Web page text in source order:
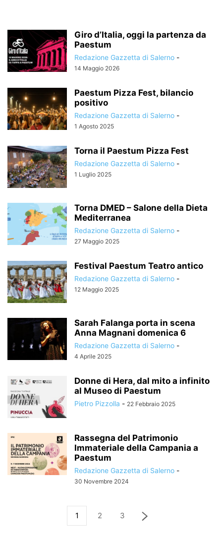
Giro d’Italia, oggi la partenza da
Paestum
Redazione Gazzetta di Salerno -
14 Maggio 2026
Paestum Pizza Fest, bilancio
positivo
Redazione Gazzetta di Salerno -
1 Agosto 2025
Torna il Paestum Pizza Fest
Redazione Gazzetta di Salerno -
1 Luglio 2025
Torna DMED – Salone della Dieta
Mediterranea
Redazione Gazzetta di Salerno -
27 Maggio 2025
Festival Paestum Teatro antico
Redazione Gazzetta di Salerno -
12 Maggio 2025
Sarah Falanga porta in scena
Anna Magnani domenica 6
Redazione Gazzetta di Salerno -
4 Aprile 2025
Donne di Hera, dal mito a infinito
al Museo di Paestum
Pietro Pizzolla - 22 Febbraio 2025
Rassegna del Patrimonio
Immateriale della Campania a
Paestum
Redazione Gazzetta di Salerno -
30 Novembre 2024
1 2 3